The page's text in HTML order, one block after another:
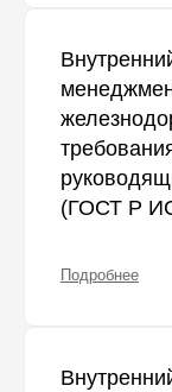
(ГОСТ Р
Подробнее